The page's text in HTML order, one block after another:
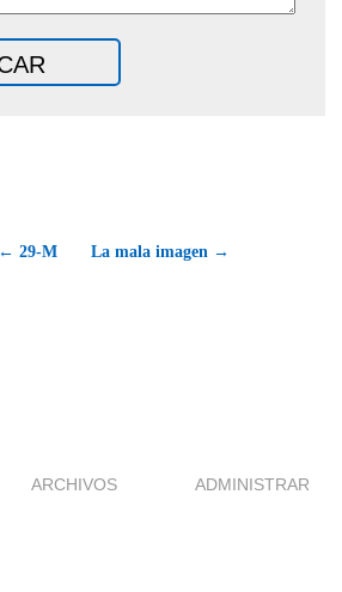
← 29-M La mala imagen →
ARCHIVOS ADMINISTRAR